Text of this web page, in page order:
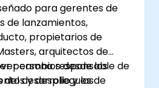
para gerentes de
de lanzamientos,
propietarios de
arquitectos de
persona responsable de
y despliegues de
cambios desde los
del desarrollo y las